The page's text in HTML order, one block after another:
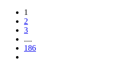
1
2
3
....
186